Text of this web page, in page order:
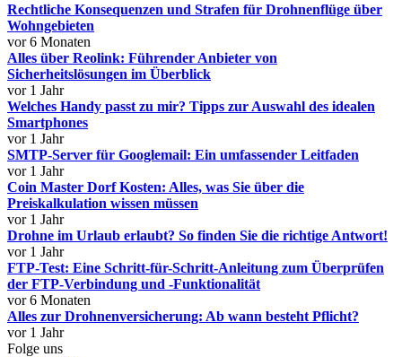
Rechtliche Konsequenzen und Strafen für Drohnenflüge über
Wohngebieten
vor 6 Monaten
Alles über Reolink: Führender Anbieter von
Sicherheitslösungen im Überblick
vor 1 Jahr
Welches Handy passt zu mir? Tipps zur Auswahl des idealen
Smartphones
vor 1 Jahr
SMTP-Server für Googlemail: Ein umfassender Leitfaden
vor 1 Jahr
Coin Master Dorf Kosten: Alles, was Sie über die
Preiskalkulation wissen müssen
vor 1 Jahr
Drohne im Urlaub erlaubt? So finden Sie die richtige Antwort!
vor 1 Jahr
FTP-Test: Eine Schritt-für-Schritt-Anleitung zum Überprüfen
der FTP-Verbindung und -Funktionalität
vor 6 Monaten
Alles zur Drohnenversicherung: Ab wann besteht Pflicht?
vor 1 Jahr
Folge uns